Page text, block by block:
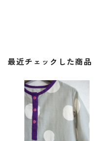
最近チェックした商品